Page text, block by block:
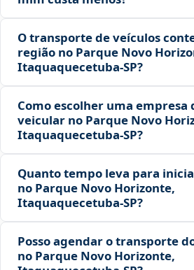
O transporte de veículos
região no Parque Novo
Itaquaquecetuba‑SP?
Como escolher uma
veicular no Parque Novo
Itaquaquecetuba‑SP?
Quanto tempo leva para
no Parque Novo Horizonte,
Itaquaquecetuba‑SP?
Posso agendar o transporte
no Parque Novo Horizonte,